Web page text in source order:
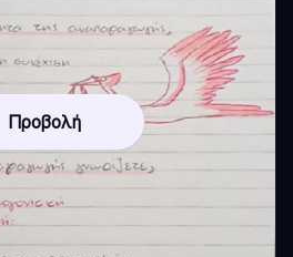
Προβολή